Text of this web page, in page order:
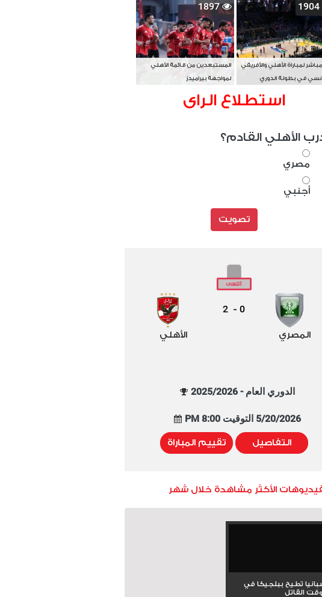
1904
لمباراة الأهلي والأفريقي
في بطولة الدوري
1897
المستبعدين من قائمة الأهلي
لمواجهة بيراميدز
استطلاع الراى
الأهلي القادم؟
مصري
أجنبي
تصويت
المصري
0
-
2
الأهلي
الدوري العام - 2025/2026
5/20/2026 التوقيت 8:00 PM
التفاصيل تقييم المباراة
الأكثر مشاهدة خلال شهر
تطيح ببلجيكا في
القاتل